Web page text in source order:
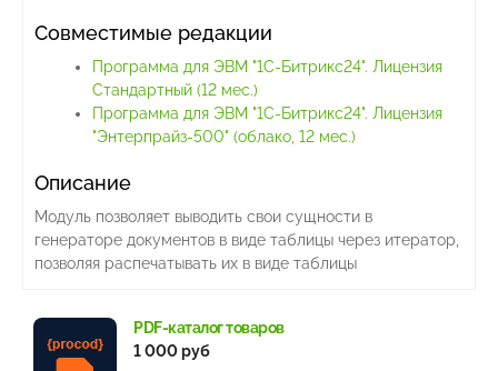
Совместимые редакции
Программа для ЭВМ "1С-Битрикс24". Лицензия
Стандартный (12 мес.)
Программа для ЭВМ "1С-Битрикс24". Лицензия
"Энтерпрайз-500" (облако, 12 мес.)
Описание
Модуль позволяет выводить свои сущности в
генераторе документов в виде таблицы через итератор,
позволяя распечатывать их в виде таблицы
PDF-каталог товаров
1 000 руб